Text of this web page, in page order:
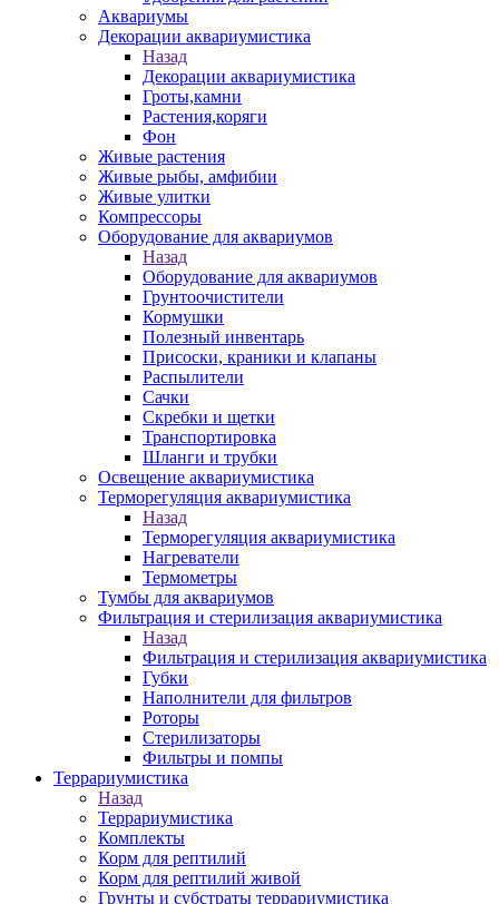
Аквариумы
Декорации аквариумистика
Назад
Декорации аквариумистика
Гроты,камни
Растения,коряги
Фон
Живые растения
Живые рыбы, амфибии
Живые улитки
Компрессоры
Оборудование для аквариумов
Назад
Оборудование для аквариумов
Грунтоочистители
Кормушки
Полезный инвентарь
Присоски, краники и клапаны
Распылители
Сачки
Скребки и щетки
Транспортировка
Шланги и трубки
Освещение аквариумистика
Терморегуляция аквариумистика
Назад
Терморегуляция аквариумистика
Нагреватели
Термометры
Тумбы для аквариумов
Фильтрация и стерилизация аквариумистика
Назад
Фильтрация и стерилизация аквариумистика
Губки
Наполнители для фильтров
Роторы
Стерилизаторы
Фильтры и помпы
Террариумистика
Назад
Террариумистика
Комплекты
Корм для рептилий
Корм для рептилий живой
Грунты и субстраты террариумистика